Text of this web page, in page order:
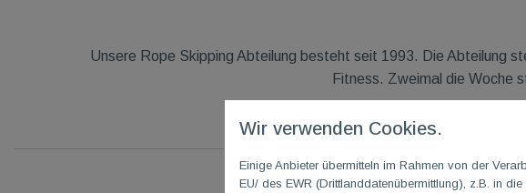
Unsere Rope Skipping Abteilung besteht seit 1993. Die Abteilung
Fitness. Zweimal die Woche
Wir verwenden Cookies.
Einige Anbieter übermitteln im Rahmen von der
EU/ des EWR (Drittlanddatenübermittlung), z.B. in